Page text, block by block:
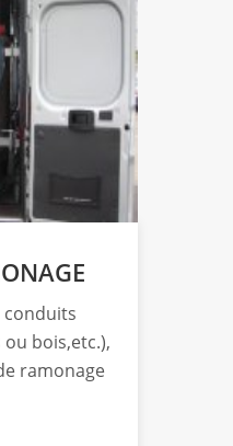
conduits
bois,etc.),
ramonage